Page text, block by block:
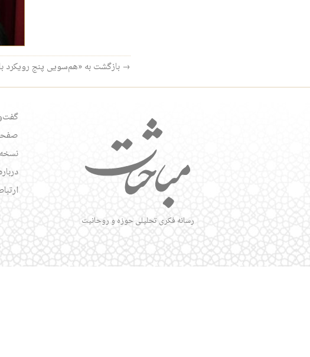
→ بازگشت به «هم‌سویی پنج‌ رویکرد
رسانه فکری تحلیلی حوزه و روحانیت
درباره